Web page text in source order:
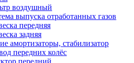
воздушный
выпуска отработанных газов
передняя
задняя
амортизаторы, стабилизатор
передних колёс
передний